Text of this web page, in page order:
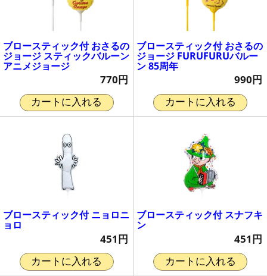
ブロースティック付 おさるの
ジョージ スティックバルーン
アニメジョージ
770円
カートに入れる
ブロースティック付 おさるの
ジョージ FURUFURUバルー
ン 85周年
990円
カートに入れる
ブロースティック付 ニョロニ
ョロ
451円
カートに入れる
ブロースティック付 スナフキ
ン
451円
カートに入れる